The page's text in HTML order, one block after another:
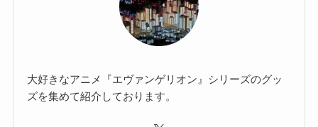
大好きなアニメ『エヴァンゲリオン』シリーズのグッ
ズを集めて紹介しております。